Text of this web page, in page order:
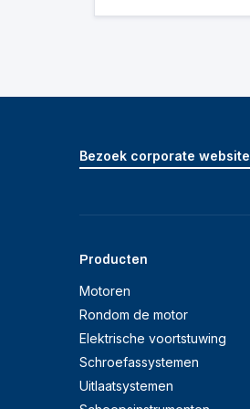
Producten
Motoren
Rondom de motor
Elektrische voortstuwing
Schroefassystemen
Uitlaatsystemen
Bezoek corporate website